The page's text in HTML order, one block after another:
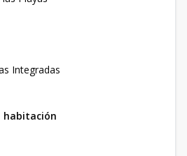
Integradas
habitación